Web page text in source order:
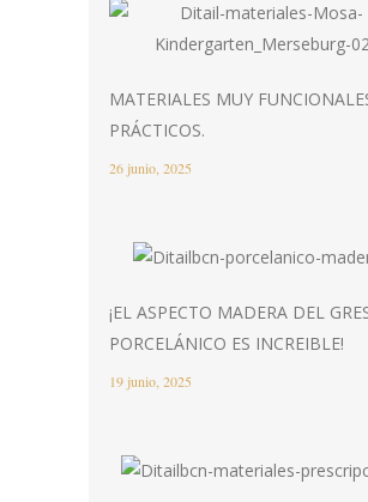
MATERIALES MUY
PRÁCTICOS.
26 junio, 2025
¡EL ASPECTO MADERA DEL
PORCELÁNICO ES INCREIBLE!
19 junio, 2025